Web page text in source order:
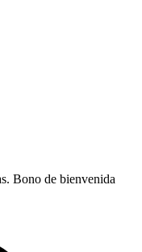
Bono de bienvenida